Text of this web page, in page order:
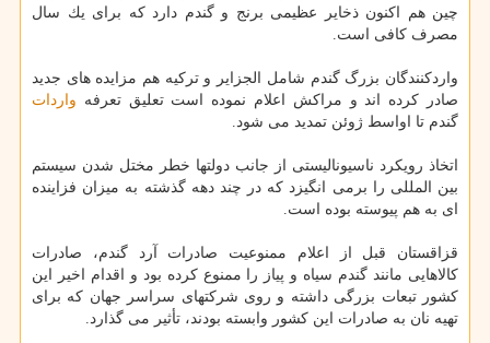
چین هم اكنون ذخایر عظیمی برنج و گندم دارد كه برای یك سال
مصرف كافی است.
واردكنندگان بزرگ گندم شامل الجزایر و تركیه هم مزایده های جدید
صادر كرده اند و مراكش اعلام نموده است تعلیق تعرفه واردات
گندم تا اواسط ژوئن تمدید می شود.
اتخاذ رویكرد ناسیونالیستی از جانب دولتها خطر مختل شدن سیستم
بین المللی را برمی انگیزد كه در چند دهه گذشته به میزان فزاینده
ای به هم پیوسته بوده است.
قزاقستان قبل از اعلام ممنوعیت صادرات آرد گندم، صادرات
كالاهایی مانند گندم سیاه و پیاز را ممنوع كرده بود و اقدام اخیر این
كشور تبعات بزرگی داشته و روی شركتهای سراسر جهان كه برای
تهیه نان به صادرات این كشور وابسته بودند، تأثیر می گذارد.